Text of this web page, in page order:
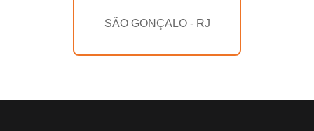
SÃO GONÇALO - RJ